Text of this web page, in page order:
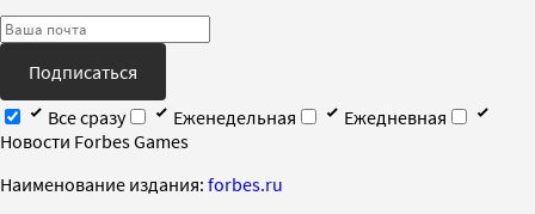
Подписаться
Все сразу
Еженедельная
Ежедневная
Новости Forbes Games
Наименование издания: forbes.ru